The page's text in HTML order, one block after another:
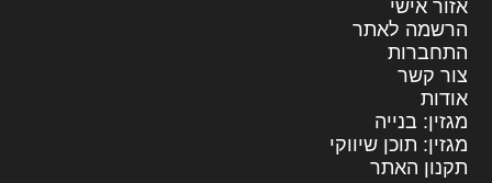
אזור אישי
הרשמה לאתר
התחברות
צור קשר
אודות
מגזין: בנייה
מגזין: תוכן שיווקי
תקנון האתר